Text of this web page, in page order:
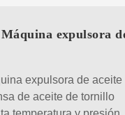
expulsora
expulsora de aceite
de aceite de tornillo